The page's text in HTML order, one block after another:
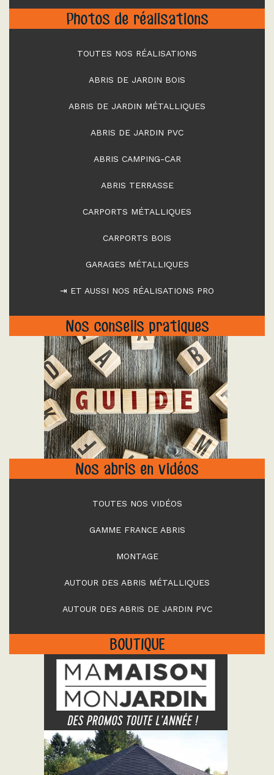
Photos de réalisations
TOUTES NOS RÉALISATIONS
ABRIS DE JARDIN BOIS
ABRIS DE JARDIN MÉTALLIQUES
ABRIS DE JARDIN PVC
ABRIS CAMPING-CAR
ABRIS TERRASSE
CARPORTS MÉTALLIQUES
CARPORTS BOIS
GARAGES MÉTALLIQUES
⇥ ET AUSSI NOS RÉALISATIONS PRO
Nos conseils pratiques
"
Nos abris en vidéos
TOUTES NOS VIDÉOS
GAMME FRANCE ABRIS
MONTAGE
AUTOUR DES ABRIS MÉTALLIQUES
AUTOUR DES ABRIS DE JARDIN PVC
BOUTIQUE